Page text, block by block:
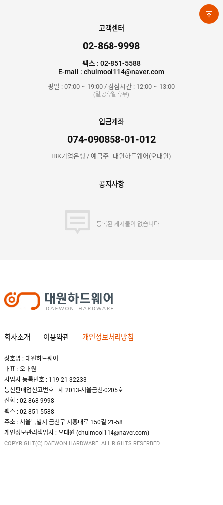
고객센터
02-868-9998
팩스 : 02-851-5588
E-mail : chulmool114@naver.com
평일 : 07:00 ~ 19:00 / 점심시간 : 12:00 ~ 13:00
(일,공휴일 휴무)
입금계좌
074-090858-01-012
IBK기업은행 / 예금주 : 대원하드웨어(오대원)
공지사항
등록된 게시물이 없습니다.
회사소개 이용약관 개인정보처리방침
상호명 : 대원하드웨어
대표 : 오대원
사업자 등록번호 : 119-21-32233
통신판매업신고번호 : 제 2013-서울금천-0205호
전화 : 02-868-9998
팩스 : 02-851-5588
주소 : 서울특별시 금천구 시흥대로 150길 21-58
개인정보관리책임자 : 오대원 (chulmool114@naver.com)
COPYRIGHT(C) DAEWON HARDWARE. ALL RIGHTS RESERBED.